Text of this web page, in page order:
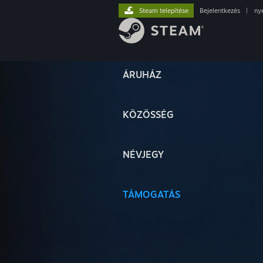
ÁRUHÁZ
KÖZÖSSÉG
NÉVJEGY
TÁMOGATÁS
Steam telepítése Bejelentkezés